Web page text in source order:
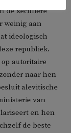
de seculiere
weinig aan
ideologisch
republiek.
autoritaire
naar hen
alevitische
van
en hen
de beste